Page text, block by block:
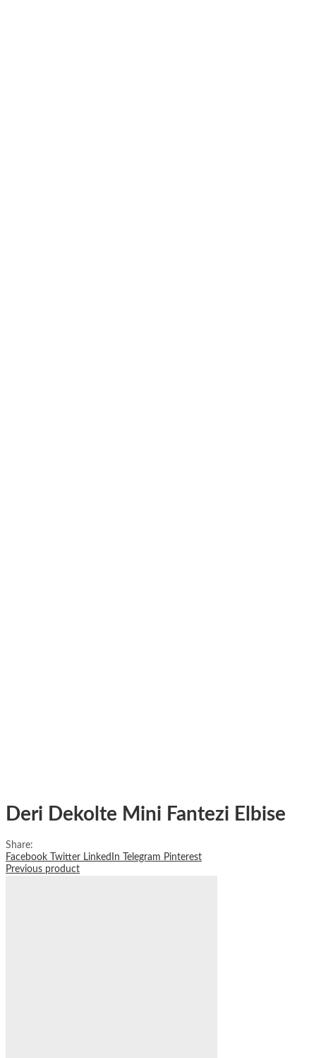
Deri Dekolte Mini Fantezi Elbise
Share:
Facebook
Twitter LinkedIn Telegram Pinterest
Previous product